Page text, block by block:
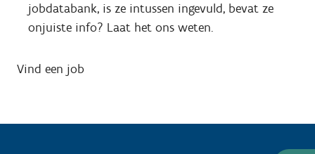
jobdatabank, is ze intussen ingevuld, bevat ze
onjuiste info? Laat het ons weten.
Vind een job